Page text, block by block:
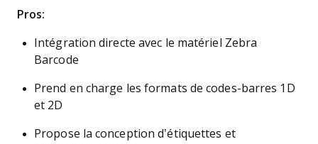
Pros:
Intégration directe avec le matériel Zebra
Barcode
Prend en charge les formats de codes-barres 1D
et 2D
Propose la conception d’étiquettes et